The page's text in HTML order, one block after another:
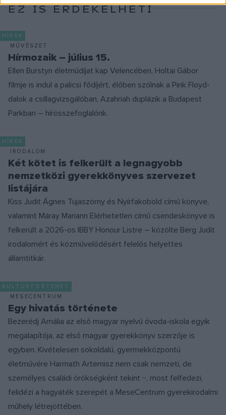
EZ IS ÉRDEKELHETI
HÍREK
MŰVÉSZET
Hírmozaik – július 15.
Ellen Burstyn életműdíjat kap Velencében, Holtai Gábor
filmje is indul a palicsi fődíjért, élőben szólnak a Pink Floyd-
dalok a csillagvizsgálóban, Azahriah duplázik a Budapest
Parkban – hírösszefoglalónk.
HÍREK
IRODALOM
Két kötet is felkerült a legnagyobb
nemzetközi gyerekkönyves szervezet
listájára
Kiss Judit Ágnes Tujaszörny és Nyírfakobold című könyve,
valamint Máray Mariann Elérhetetlen című csendeskönyve is
felkerült a 2026-os IBBY Honour Listre – közölte Berg Judit
irodalomért és közművelődésért felelős helyettes
államtitkár.
KULTÚRTÖRTÉNET
MESECENTRUM
Egy hivatás története
Bezerédj Amália az első magyar nyelvű óvoda-iskola egyik
megalapítója, az első magyar gyerekkönyv szerzője is
egyben. Kivételesen sokoldalú, gyermekközpontú
életművére Harmath Artemisz nem csak nemzeti, de
személyes családi örökségként tekint −, most felfedezi,
felidézi a hagyaték szerepét a MeseCentrum gyerekirodalmi
műhely létrejöttében.